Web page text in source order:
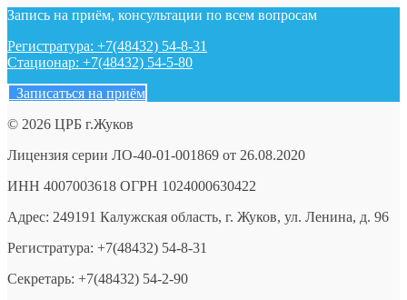
Запись на приём, консультации по всем вопросам
Регистратура: +7(48432) 54-8-31
Стационар: +7(48432) 54-5-80
Записаться на приём
© 2026 ЦРБ г.Жуков
Лицензия серии ЛО-40-01-001869 от 26.08.2020
ИНН 4007003618 ОГРН 1024000630422
Адрес: 249191 Калужская область, г. Жуков, ул. Ленина, д. 96
Регистратура: +7(48432) 54-8-31
Секретарь: +7(48432) 54-2-90